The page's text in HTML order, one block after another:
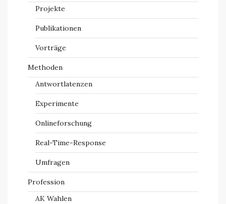
Projekte
Publikationen
Vorträge
Methoden
Antwortlatenzen
Experimente
Onlineforschung
Real-Time-Response
Umfragen
Profession
AK Wahlen